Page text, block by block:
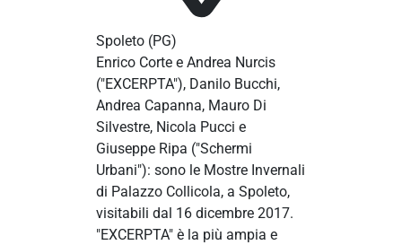
Spoleto (PG)
Enrico Corte e Andrea Nurcis
("EXCERPTA"), ­Danilo Bucchi,
Andrea Capanna, Mauro Di
Silvestre, Nicola Pucci e
Giuseppe Ripa ("Schermi
Urbani"): sono le Mostre Invernali
di Palazzo Collicola, a Spoleto,
visitabili dal 16 dicembre 2017.
"EXCERPTA" è la più ampia e